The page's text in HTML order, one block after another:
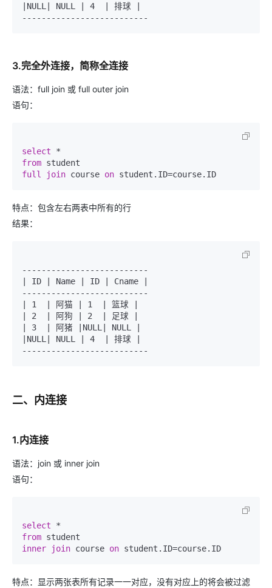
|NULL| NULL | 4  | 排球 |
3.完全外连接，简称全连接
语法：full join 或 full outer join
语句：
select
*
from
full
join course on student.ID=
特点：包含左右两表中所有的行
结果：
--------------------------
| ID | Name | ID | Cname |
--------------------------
| 1  | 阿猫 | 1  | 篮球 |
| 2  | 阿狗 | 2  | 足球 |
| 3  | 阿猪 |NULL| NULL |
|NULL| NULL | 4  | 排球 |
二、内连接
1.内连接
语法：join 或 inner join
语句：
select
*
from
inner
join course on student.ID=
特点：显示两张表所有记录一一对应，没有对应上的将会被过滤